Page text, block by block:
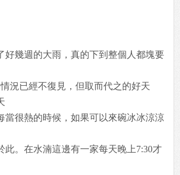
好幾週的大雨，真的下到整個人都塊要
況已經不復見，但取而代之的好天
當很熱的時候，如果可以來碗冰冰涼涼
此。在水湳這邊有一家每天晚上7:30才